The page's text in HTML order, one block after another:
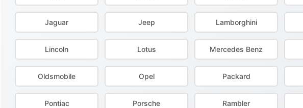
Jaguar Jeep Lamborghini
Lincoln Lotus Mercedes Benz
Oldsmobile Opel Packard
Pontiac Porsche Rambler